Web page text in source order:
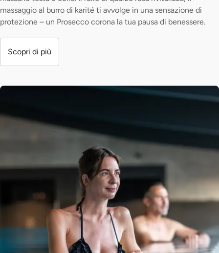
massaggio al burro di karité ti avvolge in una sensazione di
protezione – un Prosecco corona la tua pausa di benessere.
Scopri di più